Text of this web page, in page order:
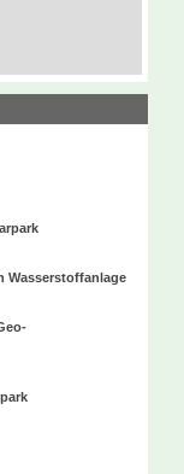
Wasserstoffanlage